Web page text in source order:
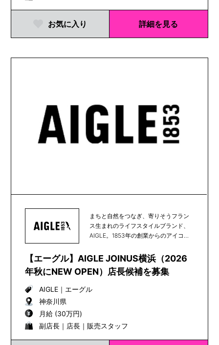
お気に入り 詳細を見る
まちと自然をつなぎ、寄りそうフラン
ス生まれのライフスタイルブランド、
AIGLE。1853年の創業からのアイコン
【エーグル】AIGLE JOINUS横浜（2026
年秋にNEW OPEN）店長候補を募集
AIGLE｜ エーグル
神奈川県
月給 (30万円)
副店長｜店長｜販売スタッフ